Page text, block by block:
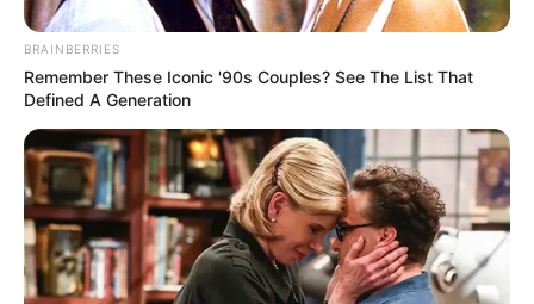
BRAINBERRIES
Remember These Iconic '90s Couples? See The List That
Defined A Generation